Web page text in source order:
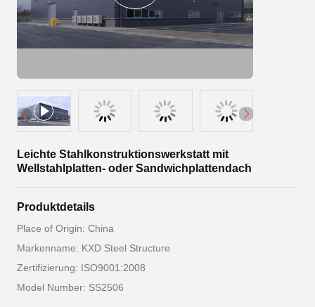
Leichte Stahlkonstruktionswerkstatt mit
Wellstahlplatten- oder Sandwichplattendach
Produktdetails
Place of Origin: China
Markenname: KXD Steel Structure
Zertifizierung: ISO9001:2008
Model Number: SS2506